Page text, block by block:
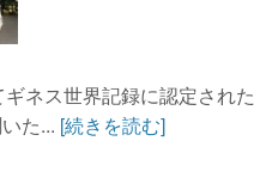
ネス世界記録に認定された
た... [続きを読む]